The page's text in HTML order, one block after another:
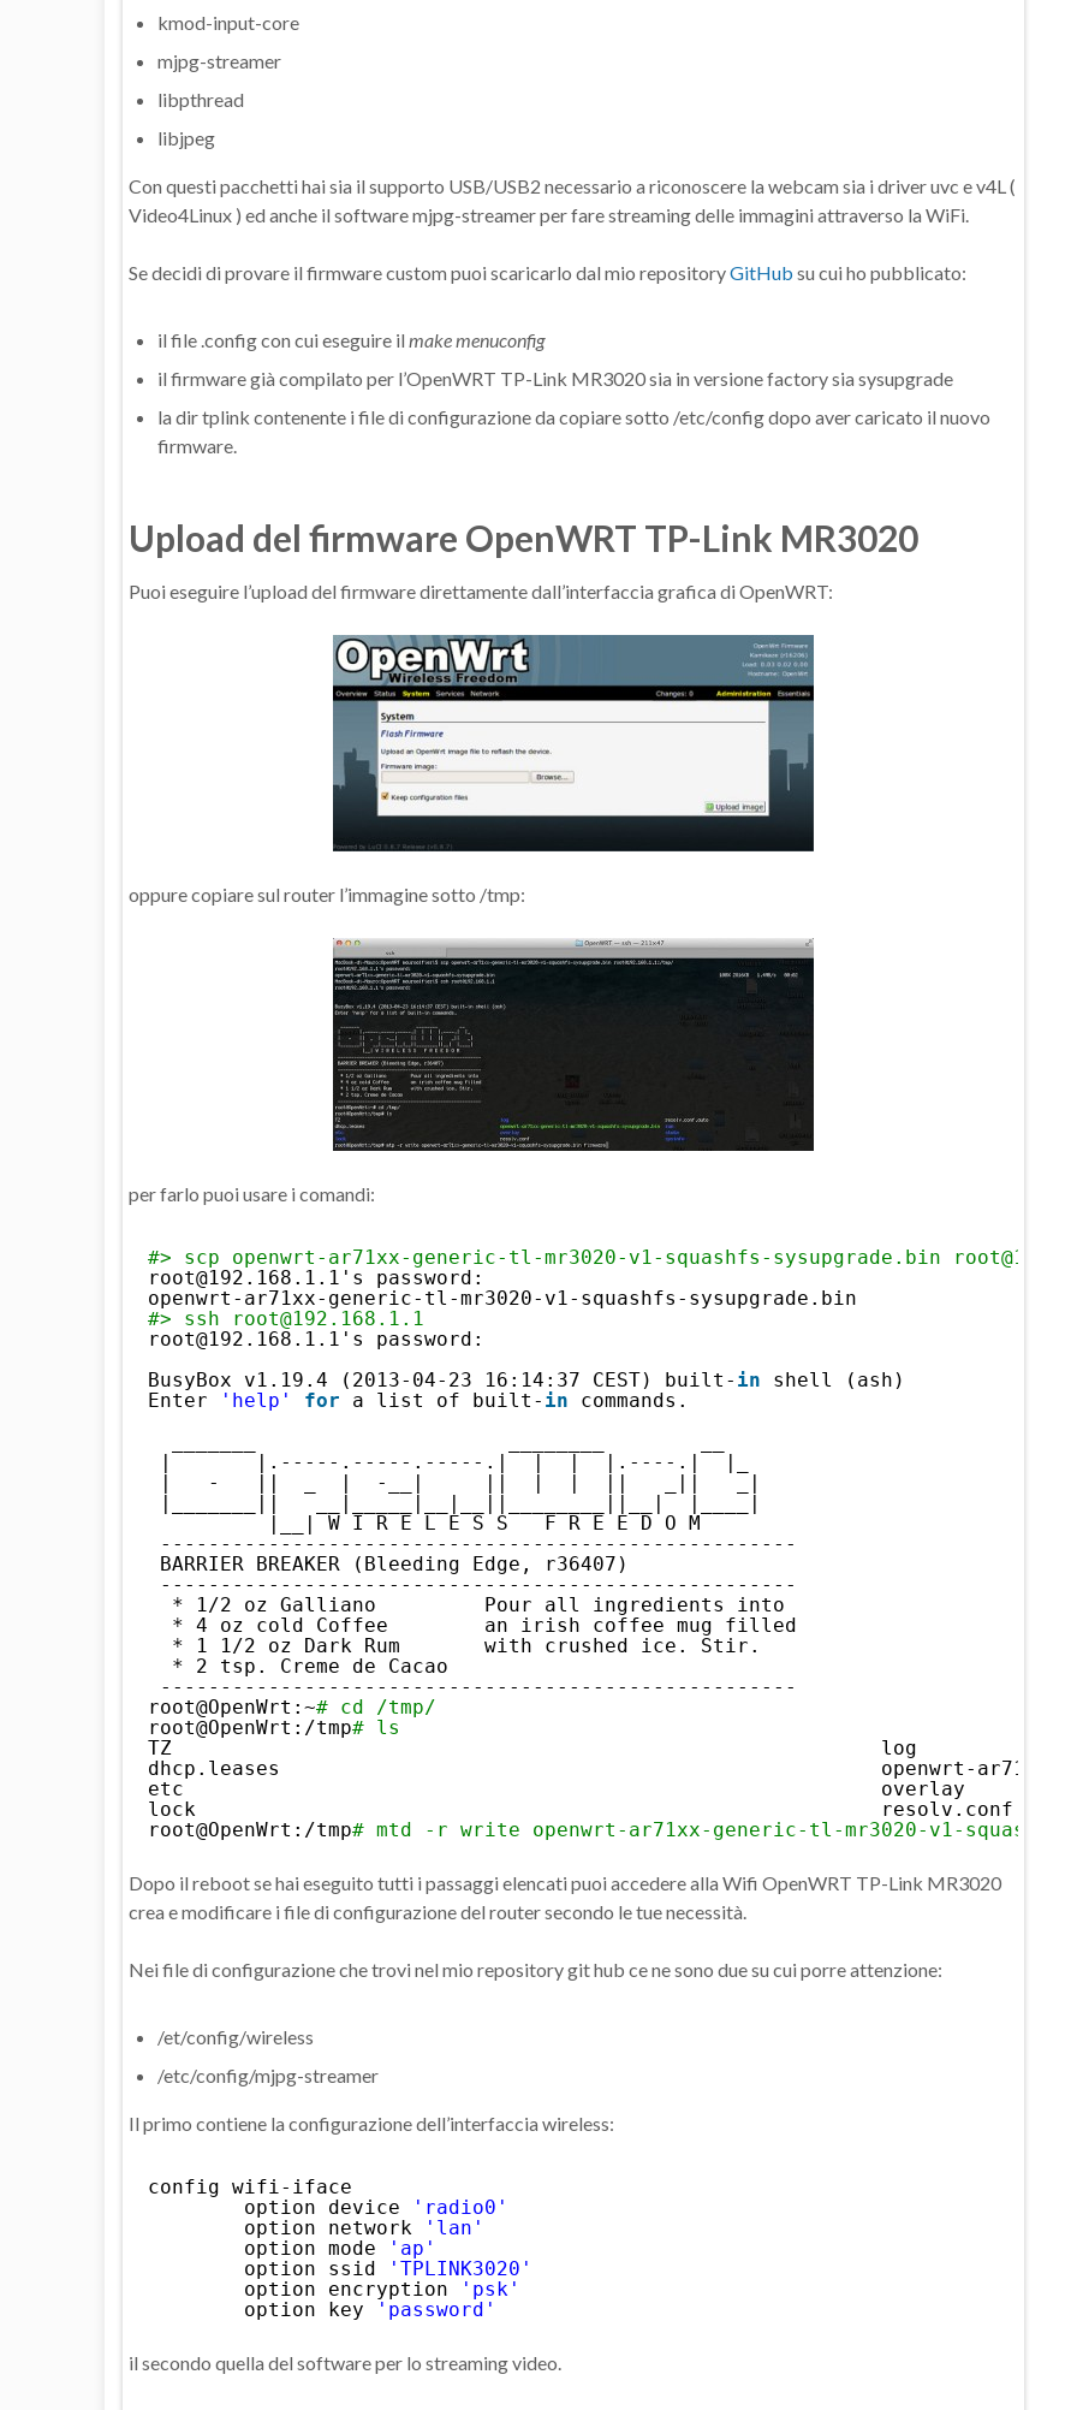
kmod-input-core
mjpg-streamer
libpthread
libjpeg
Con questi pacchetti hai sia il supporto USB/USB2 necessario a riconoscere la webcam sia i driver uvc e v4L (
Video4Linux ) ed anche il software mjpg-streamer per fare streaming delle immagini attraverso la WiFi.
Se decidi di provare il firmware custom puoi scaricarlo dal mio repositoryGitHub su cui ho pubblicato:
il file .config con cui eseguire il make menuconfig
il firmware già compilato per l’OpenWRT TP-Link MR3020 sia in versione factory sia sysupgrade
la dir tplink contenente i file di configurazione da copiare sotto /etc/config dopo aver caricato il nuovo
firmware.
Upload del firmware OpenWRT TP-Link MR3020
Puoi eseguire l’upload del firmware direttamente dall’interfaccia grafica di OpenWRT:
oppure copiare sul router l’immagine sotto /tmp:
per farlo puoi usare i comandi:
#> scp openwrt-ar71xx-generic-tl-mr3020-v1-squashfs-sysupgrade.bin
root@192.168.1.1's password:
openwrt-ar71xx-generic-tl-mr3020-v1-squashfs-sysupgrade.bin
#> ssh root@192.168.1.1
root@192.168.1.1's password:
BusyBox v1.19.4 (2013-04-23 16:14:37 CEST) built- in
shell (ash)
Enter
'help' for a list of built- in
commands.
|       |.-----.-----.-----.|  |  |  |.----.|  |_
|   -   ||  _  |  -__|     ||  |  |  ||   _||   _|
|__| W I R E L E S S   F R E E D O M
-----------------------------------------------------
BARRIER BREAKER (Bleeding Edge, r36407)
-----------------------------------------------------
* 1/2
oz Galliano         Pour all ingredients into
* 4 oz cold Coffee        an irish coffee mug filled
* 1 1/2
oz Dark Rum       with crushed ice. Stir.
* 2 tsp. Creme de Cacao
-----------------------------------------------------
root@OpenWrt:~# cd /tmp/
root@OpenWrt: /tmp# ls
TZ                                                           log
dhcp.leases                                                  openwrt-
etc                                                          overlay
lock                                                         resolv.conf
root@OpenWrt: /tmp# mtd -r write openwrt-ar71xx-generic-tl-mr3020-v1-squashfs-
Dopo il reboot se hai eseguito tutti i passaggi elencati puoi accedere alla Wifi OpenWRT TP-Link MR3020
crea e modificare i file di configurazione del router secondo le tue necessità.
Nei file di configurazione che trovi nel mio repository git hub ce ne sono due su cui porre attenzione:
/et/config/wireless
/etc/config/mjpg-streamer
Il primo contiene la configurazione dell’interfaccia wireless:
config wifi-iface
option device
'radio0'
option network
'lan'
option mode
'ap'
option ssid
'TPLINK3020'
option encryption
'psk'
option key
'password'
il secondo quella del software per lo streaming video.